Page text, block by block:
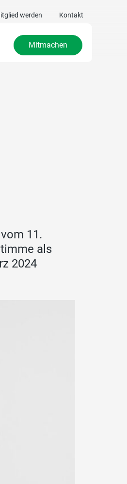
werden Kontakt
Mitmachen
11.
als
2024